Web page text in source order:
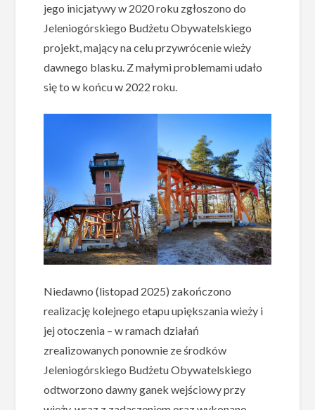
jego inicjatywy w 2020 roku zgłoszono do
Jeleniogórskiego Budżetu Obywatelskiego
projekt, mający na celu przywrócenie wieży
dawnego blasku. Z małymi problemami udało
się to w końcu w 2022 roku.
Niedawno (listopad 2025) zakończono
realizację kolejnego etapu upiększania wieży i
jej otoczenia – w ramach działań
zrealizowanych ponownie ze środków
Jeleniogórskiego Budżetu Obywatelskiego
odtworzono dawny ganek wejściowy przy